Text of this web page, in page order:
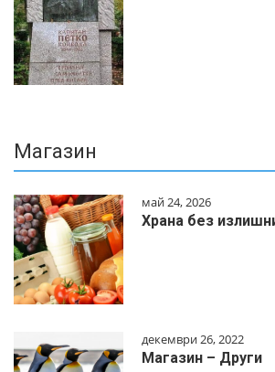
Магазин
май 24, 2026
Храна без
декември 26, 2022
Магазин – Други